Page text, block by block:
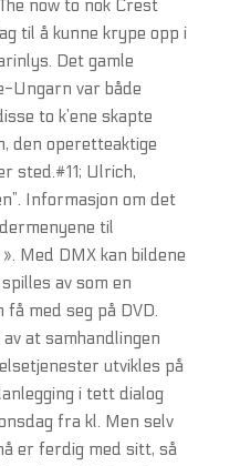
now to nok Crest
til å kunne krype opp i
Det gamle
Ungarn var både
to k’ene skapte
den operetteaktige
sted.#11; Ulrich,
Informasjon om det
til
Med DMX kan bildene
av som en
med seg på DVD.
at samhandlingen
utvikles på
i tett dialog
fra kl. Men selv
er ferdig med sitt, så